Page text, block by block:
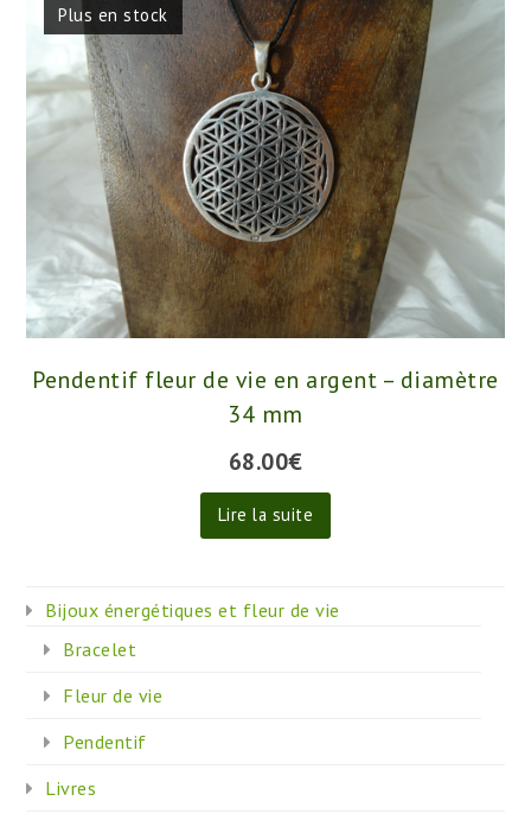
Plus en stock
Pendentif fleur de vie en argent – diamètre
34 mm
68.00€
Lire la suite
Bijoux énergétiques et fleur de vie
Bracelet
Fleur de vie
Pendentif
Livres